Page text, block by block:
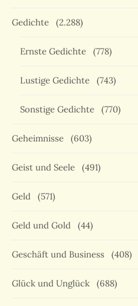
Gedichte (2.288)
Ernste Gedichte (778)
Lustige Gedichte (743)
Sonstige Gedichte (770)
Geheimnisse (603)
Geist und Seele (491)
Geld (571)
Geld und Gold (44)
Geschäft und Business (408)
Glück und Unglück (688)